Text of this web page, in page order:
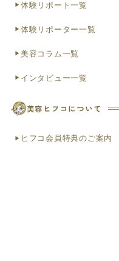
体験リポート一覧
体験リポーター一覧
美容コラム一覧
インタビュー一覧
美容ヒフコについて
ヒフコ会員特典のご案内